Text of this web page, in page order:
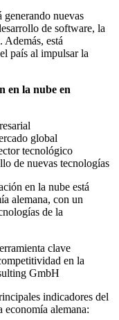
generando nuevas
de software, la
Además, está
país al impulsar la
en la nube en
global
tecnológico
de nuevas tecnologías
en la nube está
alemana, con un
de la
clave
en la
GmbH
indicadores del
economía alemana: